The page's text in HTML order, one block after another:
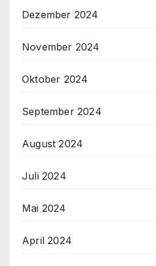
Dezember 2024
November 2024
Oktober 2024
September 2024
August 2024
Juli 2024
Mai 2024
April 2024